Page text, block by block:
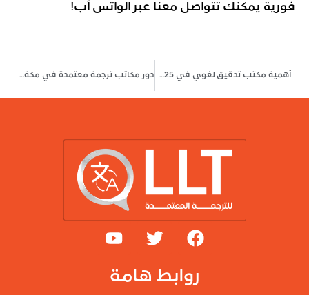
فورية يمكنك تتواصل معنا عبر الواتس آب!
أهمية مكتب تدقيق لغوي في 2025 دور مكاتب ترجمة معتمدة في مكة في 2025
روابط هامة